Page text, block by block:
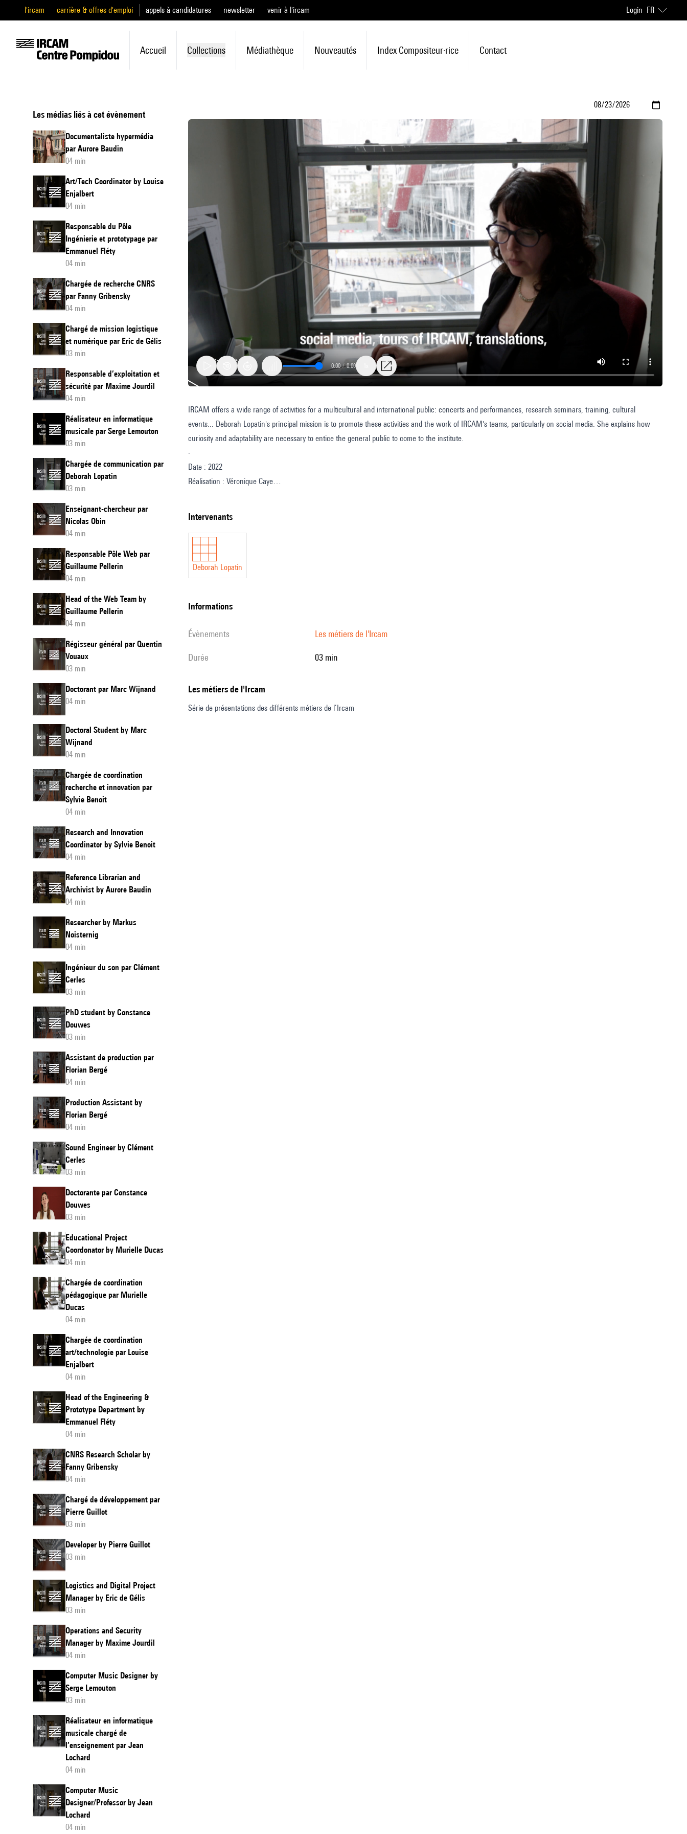
l'ircam carrière & offres d'emploi appels à candidatures newsletter venir à l'ircam Login FR
Accueil Collections Médiathèque Nouveautés Index Compositeur·rice Contact
Les médias liés à cet évènement
Documentaliste hypermédia
par Aurore Baudin
04 min
Art/Tech Coordinator by Louise
Enjalbert
04 min
Responsable du Pôle
Ingénierie et prototypage par
Emmanuel Fléty
04 min
Chargée de recherche CNRS
par Fanny Gribensky
04 min
Chargé de mission logistique
et numérique par Eric de Gélis
03 min
Responsable d’exploitation et
sécurité par Maxime Jourdil
04 min
Réalisateur en informatique
musicale par Serge Lemouton
03 min
Chargée de communication par
Deborah Lopatin
03 min
Enseignant-chercheur par
Nicolas Obin
04 min
Responsable Pôle Web par
Guillaume Pellerin
04 min
Head of the Web Team by
Guillaume Pellerin
04 min
Régisseur général par Quentin
Vouaux
03 min
Doctorant par Marc Wijnand
04 min
Doctoral Student by Marc
Wijnand
04 min
Chargée de coordination
recherche et innovation par
Sylvie Benoit
04 min
Research and Innovation
Coordinator by Sylvie Benoit
04 min
Reference Librarian and
Archivist by Aurore Baudin
04 min
Researcher by Markus
Noisternig
04 min
Ingénieur du son par Clément
Cerles
03 min
PhD student by Constance
Douwes
03 min
Assistant de production par
Florian Bergé
04 min
Production Assistant by
Florian Bergé
04 min
Sound Engineer by Clément
Cerles
03 min
Doctorante par Constance
Douwes
03 min
Educational Project
Coordonator by Murielle Ducas
04 min
Chargée de coordination
pédagogique par Murielle
Ducas
04 min
Chargée de coordination
art/technologie par Louise
Enjalbert
04 min
Head of the Engineering &
Prototype Department by
Emmanuel Fléty
04 min
CNRS Research Scholar by
Fanny Gribensky
04 min
Chargé de développement par
Pierre Guillot
03 min
Developer by Pierre Guillot
03 min
Logistics and Digital Project
Manager by Eric de Gélis
03 min
Operations and Security
Manager by Maxime Jourdil
04 min
Computer Music Designer by
Serge Lemouton
03 min
Réalisateur en informatique
musicale chargé de
l’enseignement par Jean
Lochard
04 min
Computer Music
Designer/Professor by Jean
Lochard
04 min
Communications
Officer
by
Lopatin
0:00 / 0:00
IRCAM offers a wide range of activities for a multicultural and international public: concerts and performances, research seminars, training, cultural
events... Deborah Lopatin's principal mission is to promote these activities and the work of IRCAM's teams, particularly on social media. She explains how
curiosity and adaptability are necessary to entice the general public to come to the institute.
-
Date : 2022
Réalisation : Véronique Caye
intervenants
Deborah Lopatin
informations
évènements Les métiers de l'Ircam
durée 03 min
Les métiers de l'Ircam
Série de présentations des différents métiers de l’Ircam